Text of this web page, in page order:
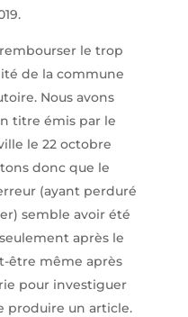
le trop
de la commune
Nous avons
titre émis par le
le 22 octobre
donc que le
(ayant perduré
semble avoir été
après le
être même après
pour investiguer
produire un article.